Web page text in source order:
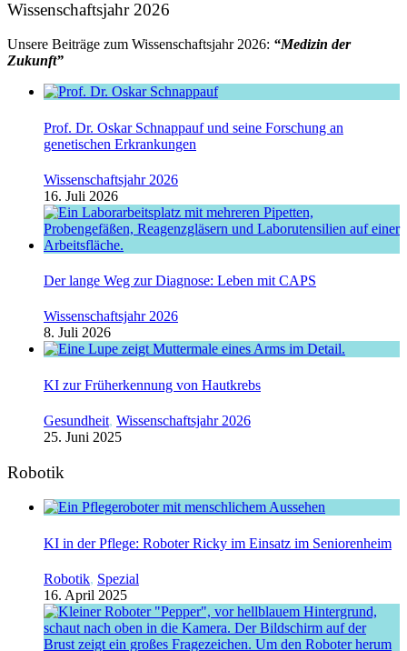
Wissenschaftsjahr 2026
Unsere Beiträge zum Wissenschaftsjahr 2026: “Medizin der
Zukunft”
Prof. Dr. Oskar Schnappauf und seine Forschung an
genetischen Erkrankungen
Wissenschaftsjahr 2026
16. Juli 2026
Der lange Weg zur Diagnose: Leben mit CAPS
Wissenschaftsjahr 2026
8. Juli 2026
KI zur Früherkennung von Hautkrebs
Gesundheit, Wissenschaftsjahr 2026
25. Juni 2025
Robotik
KI in der Pflege: Roboter Ricky im Einsatz im Seniorenheim
Robotik, Spezial
16. April 2025